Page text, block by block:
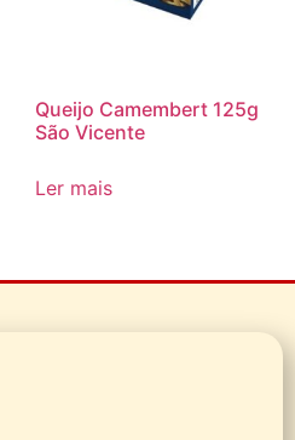
Queijo Camembert 125g
São Vicente
Ler mais